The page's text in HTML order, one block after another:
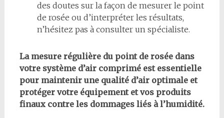
des doutes sur la façon de mesurer le point
de rosée ou d’interpréter les résultats,
n’hésitez pas à consulter un spécialiste.
La mesure régulière du point de rosée dans
votre système d’air comprimé est essentielle
pour maintenir une qualité d’air optimale et
protéger votre équipement et vos produits
finaux contre les dommages liés à l’humidité.